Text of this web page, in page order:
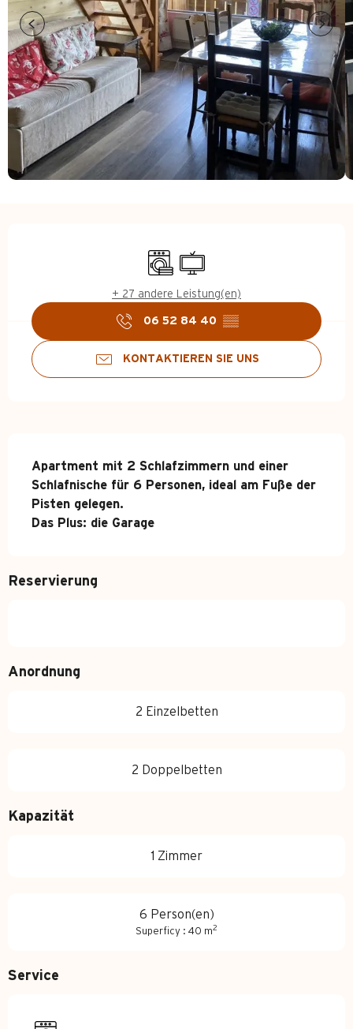
Öffnungszeiten &
Waschmaschine
Fernsehen
+ 27 andere Leistung(en)
06 52 84 40 ▒▒
KONTAKTIEREN SIE UNS
Beschreibung
Apartment mit 2 Schlafzimmern und einer
Schlafnische für 6 Personen, ideal am Fuße der
Pisten gelegen.
Das Plus: die Garage
Reservierung
Anordnung
2 Einzelbetten
2 Doppelbetten
Kapazität
1 Zimmer
6 Person(en)
Superficy : 40 m2
Service